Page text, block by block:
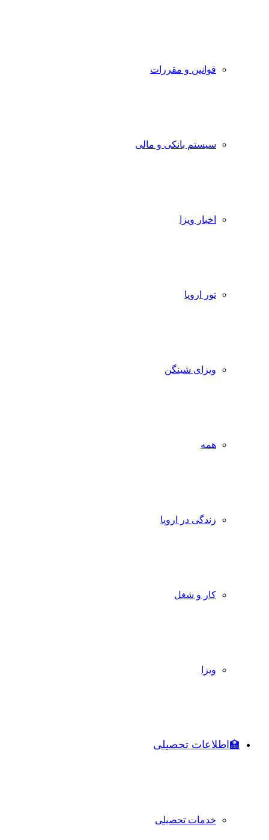
قوانین و مقررات
سیستم بانکی و مالی
اخبار ویزا
تور اروپا
ویزای شینگن
همه
زندگی در اروپا
کار و شغل
ویزا
🏫اطلاعات تحصیلی
خدمات تحصیلی